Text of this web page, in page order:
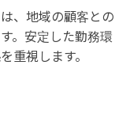
、地域の顧客との
。安定した勤務環
重視します。